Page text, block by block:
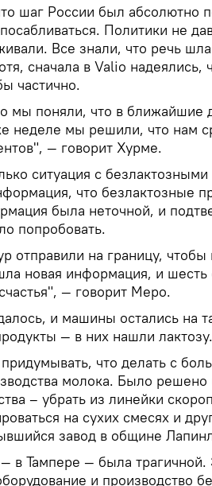
шаг России был абсолютно
Политики не
Все знали, что речь шла
сначала в Valio надеялись,
частично.
мы поняли, что в ближайшие
неделе мы решили, что нам
— говорит Хурме.
ситуация с
что безлактозные
была неточной, и
попробовать.
отправили на границу, чтобы
новая информация, и
— говорит Меро.
и машины остались на
— в них нашли лактозу.
что делать с
молока. Было решено
– убрать из линейки
на сухих смесях и
завод в общине
в Тампере — была
и производство